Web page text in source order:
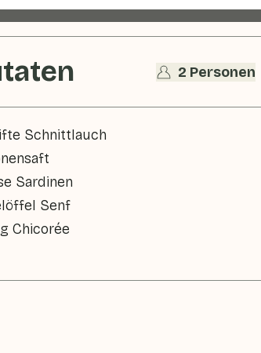
2 Personen
Schnittlauch
Sardinen
Senf
Chicorée